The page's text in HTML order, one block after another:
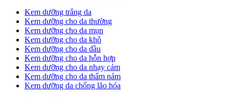
Kem dưỡng trắng da
Kem dưỡng cho da thường
Kem dưỡng cho da mụn
Kem dưỡng cho da khô
Kem dưỡng cho da dầu
Kem dưỡng cho da hỗn hợp
Kem dưỡng cho da nhạy cảm
Kem dưỡng cho da thấm nám
Kem dưỡng da chống lão hóa